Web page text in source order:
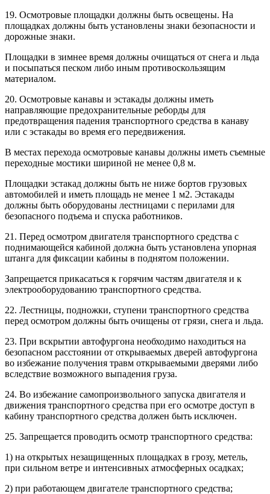
19. Осмотровые площадки должны быть освещены. На
площадках должны быть установлены знаки безопасности и
дорожные знаки.
Площадки в зимнее время должны очищаться от снега и льда
и посыпаться песком либо иным противоскользящим
материалом.
20. Осмотровые канавы и эстакады должны иметь
направляющие предохранительные реборды для
предотвращения падения транспортного средства в канаву
или с эстакады во время его передвижения.
В местах перехода осмотровые канавы должны иметь съемные
переходные мостики шириной не менее 0,8 м.
Площадки эстакад должны быть не ниже бортов грузовых
автомобилей и иметь площадь не менее 1 м2. Эстакады
должны быть оборудованы лестницами с перилами для
безопасного подъема и спуска работников.
21. Перед осмотром двигателя транспортного средства с
поднимающейся кабиной должна быть установлена упорная
штанга для фиксации кабины в поднятом положении.
Запрещается прикасаться к горячим частям двигателя и к
электрооборудованию транспортного средства.
22. Лестницы, подножки, ступени транспортного средства
перед осмотром должны быть очищены от грязи, снега и льда.
23. При вскрытии автофургона необходимо находиться на
безопасном расстоянии от открываемых дверей автофургона
во избежание получения травм открываемыми дверями либо
вследствие возможного выпадения груза.
24. Во избежание самопроизвольного запуска двигателя и
движения транспортного средства при его осмотре доступ в
кабину транспортного средства должен быть исключен.
25. Запрещается проводить осмотр транспортного средства:
1) на открытых незащищенных площадках в грозу, метель,
при сильном ветре и интенсивных атмосферных осадках;
2) при работающем двигателе транспортного средства;